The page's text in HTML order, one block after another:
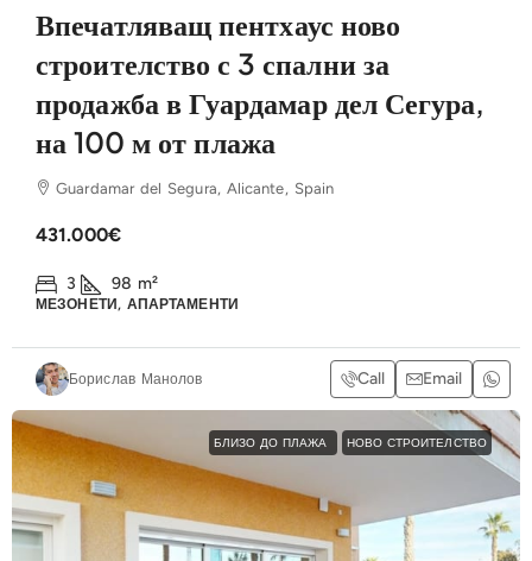
Впечатляващ пентхаус ново
строителство с 3 спални за
продажба в Гуардамар дел Сегура,
на 100 м от плажа
Guardamar del Segura, Alicante, Spain
431.000€
3 98 m²
МЕЗОНЕТИ, АПАРТАМЕНТИ
Борислав Манолов Call Email
БЛИЗО ДО ПЛАЖА НОВО СТРОИТЕЛСТВО